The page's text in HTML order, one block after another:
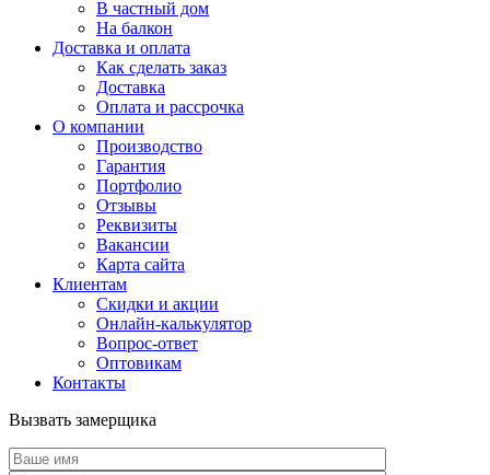
В частный дом
На балкон
Доставка и оплата
Как сделать заказ
Доставка
Оплата и рассрочка
О компании
Производство
Гарантия
Портфолио
Отзывы
Реквизиты
Вакансии
Карта сайта
Клиентам
Скидки и акции
Онлайн-калькулятор
Вопрос-ответ
Оптовикам
Контакты
Вызвать замерщика